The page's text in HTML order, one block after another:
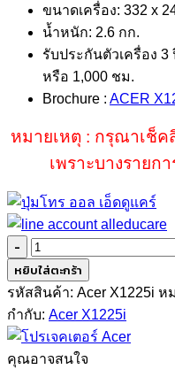
ขนาดเครื่อง: 332 x
น้ำหนัก: 2.6 กก.
รับประกันตัวเครื่อง 3
หรือ 1,000 ชม.
Brochure : ACER
หมายเหตุ : กรุณาเช็
เพราะบางรายก
จำนวน
Acer
X1225i
(3600lm/XGA)
ชิ้น
หยิบใส่ตะกร้า
รหัสสินค้า: Acer X1225i ห
กำกับ: Acer X1225i
คุณอาจสนใจ